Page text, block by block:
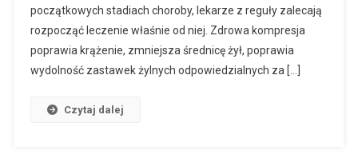
początkowych stadiach choroby, lekarze z reguły zalecają
rozpocząć leczenie właśnie od niej. Zdrowa kompresja
poprawia krążenie, zmniejsza średnicę żył, poprawia
wydolność zastawek żylnych odpowiedzialnych za […]
Czytaj dalej